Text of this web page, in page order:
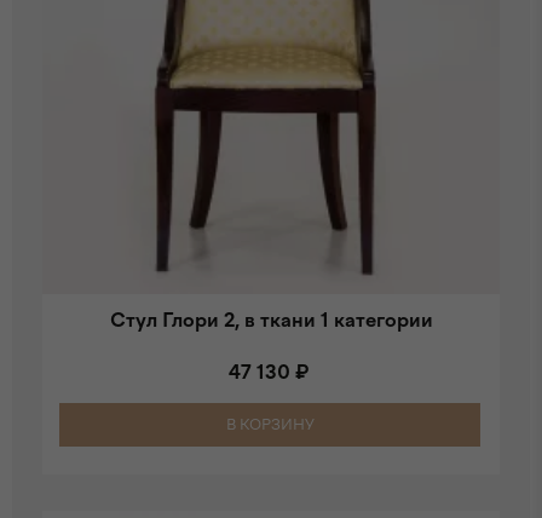
Стул Глори 2, в ткани 1 категории
47 130 ₽
В КОРЗИНУ